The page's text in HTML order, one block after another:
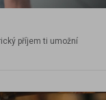
příjem ti umožní